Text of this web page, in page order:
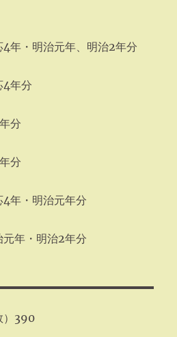
4年・明治元年、明治2年分
4年分
分
分
年・明治元年分
元年・明治2年分
）390